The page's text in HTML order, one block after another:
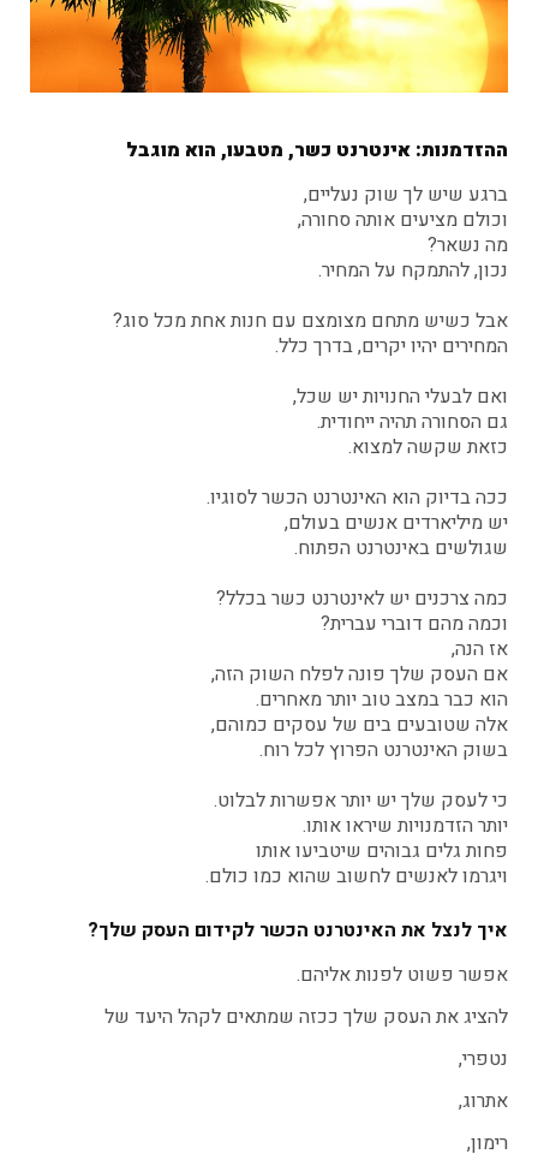
ההזדמנות: אינטרנט כשר, מטבעו, הוא מוגבל
ברגע שיש לך שוק נעליים,
וכולם מציעים אותה סחורה,
מה נשאר?
נכון, להתמקח על המחיר.
אבל כשיש מתחם מצומצם עם חנות אחת מכל סוג?
המחירים יהיו יקרים, בדרך כלל.
ואם לבעלי החנויות יש שכל,
גם הסחורה תהיה ייחודית.
כזאת שקשה למצוא.
ככה בדיוק הוא האינטרנט הכשר לסוגיו.
יש מיליארדים אנשים בעולם,
שגולשים באינטרנט הפתוח.
כמה צרכנים יש לאינטרנט כשר בכלל?
וכמה מהם דוברי עברית?
אז הנה,
אם העסק שלך פונה לפלח השוק הזה,
הוא כבר במצב טוב יותר מאחרים.
אלה שטובעים בים של עסקים כמוהם,
בשוק האינטרנט הפרוץ לכל רוח.
כי לעסק שלך יש יותר אפשרות לבלוט.
יותר הזדמנויות שיראו אותו.
פחות גלים גבוהים שיטביעו אותו
ויגרמו לאנשים לחשוב שהוא כמו כולם.
איך לנצל את האינטרנט הכשר לקידום העסק שלך?
אפשר פשוט לפנות אליהם.
להציג את העסק שלך ככזה שמתאים לקהל היעד של
נטפרי,
אתרוג,
רימון,